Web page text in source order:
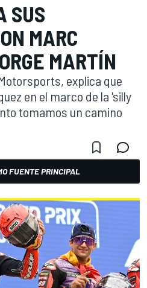
SUS
MARC
MARTÍN
explica que
en el marco de la 'silly
tomamos un camino
FUENTE PRINCIPAL